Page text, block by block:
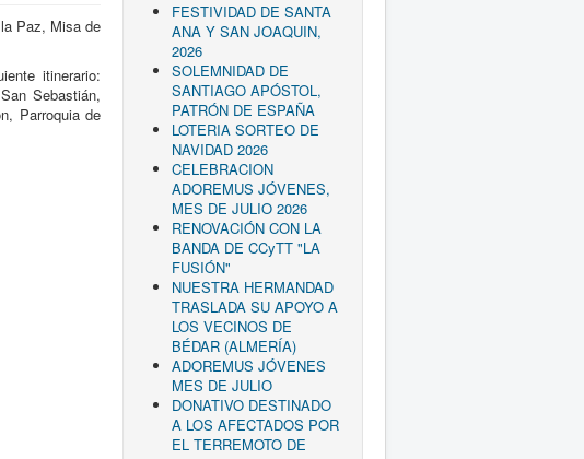
Paz, Misa de
itinerario:
Sebastián,
Parroquia de
FESTIVIDAD DE SANTA
ANA Y SAN JOAQUIN,
2026
SOLEMNIDAD DE
SANTIAGO APÓSTOL,
PATRÓN DE ESPAÑA
LOTERIA SORTEO DE
NAVIDAD 2026
CELEBRACION
ADOREMUS JÓVENES,
MES DE JULIO 2026
RENOVACIÓN CON LA
BANDA DE CCyTT "LA
FUSIÓN"
NUESTRA HERMANDAD
TRASLADA SU APOYO A
LOS VECINOS DE
BÉDAR (ALMERÍA)
ADOREMUS JÓVENES
MES DE JULIO
DONATIVO DESTINADO
A LOS AFECTADOS POR
EL TERREMOTO DE